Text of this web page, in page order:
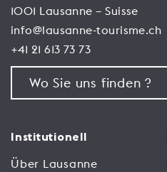
1001 Lausanne – Suisse
info@lausanne-tourisme.ch
+41 21 613 73 73
Wo Sie uns finden ?
Institutionell
Über Lausanne